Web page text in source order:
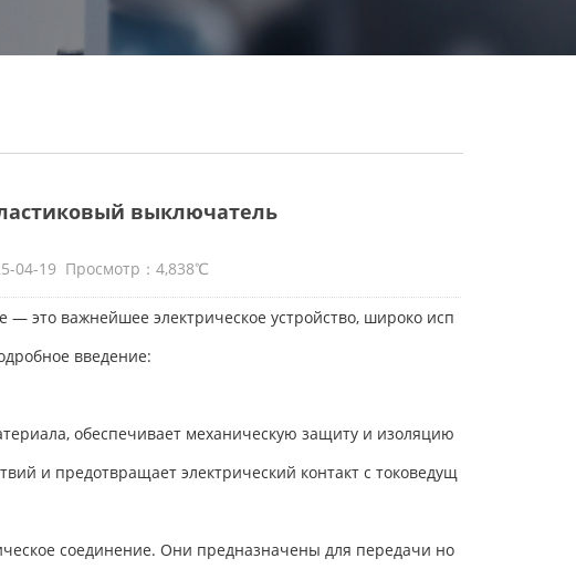
выключатель
04-19 Просмотр：4,838℃
это важнейшее электрическое устройство, широко исп
введение:
обеспечивает механическую защиту и изоляцию
и предотвращает электрический контакт с токоведущ
соединение. Они предназначены для передачи но